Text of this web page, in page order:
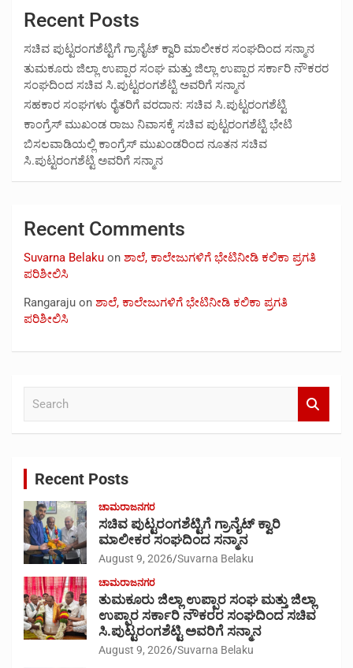
Recent Posts
ಸಚಿವ ಪುಟ್ಟರಂಗಶೆಟ್ಟಿಗೆ ಗ್ರಾನೈಟ್ ಕ್ವಾರಿ ಮಾಲೀಕರ ಸಂಘದಿಂದ ಸನ್ಮಾನ
ತುಮಕೂರು ಜಿಲ್ಲಾ ಉಪ್ಪಾರ ಸಂಘ ಮತ್ತು ಜಿಲ್ಲಾ ಉಪ್ಪಾರ ಸರ್ಕಾರಿ ನೌಕರರ
ಸಂಘದಿಂದ ಸಚಿವ ಸಿ.ಪುಟ್ಟರಂಗಶೆಟ್ಟಿ ಅವರಿಗೆ ಸನ್ಮಾನ
ಸಹಕಾರ ಸಂಘಗಳು ರೈತರಿಗೆ ವರದಾನ: ಸಚಿವ ಸಿ.ಪುಟ್ಟರಂಗಶೆಟ್ಟಿ
ಕಾಂಗ್ರೆಸ್ ಮುಖಂಡ ರಾಜು ನಿವಾಸಕ್ಕೆ ಸಚಿವ ಪುಟ್ಟರಂಗಶೆಟ್ಟಿ ಭೇಟಿ
ಬಿಸಲವಾಡಿಯಲ್ಲಿ ಕಾಂಗ್ರೆಸ್ ಮುಖಂಡರಿಂದ ನೂತನ ಸಚಿವ
ಸಿ.ಪುಟ್ಟರಂಗಶೆಟ್ಟಿ ಅವರಿಗೆ ಸನ್ಮಾನ
Recent Comments
Suvarna Belaku on ಶಾಲೆ, ಕಾಲೇಜುಗಳಿಗೆ ಭೇಟಿನೀಡಿ ಕಲಿಕಾ ಪ್ರಗತಿ
ಪರಿಶೀಲಿಸಿ
Rangaraju on ಶಾಲೆ, ಕಾಲೇಜುಗಳಿಗೆ ಭೇಟಿನೀಡಿ ಕಲಿಕಾ ಪ್ರಗತಿ
ಪರಿಶೀಲಿಸಿ
Recent Posts
ಚಾಮರಾಜನಗರ
ಸಚಿವ ಪುಟ್ಟರಂಗಶೆಟ್ಟಿಗೆ ಗ್ರಾನೈಟ್ ಕ್ವಾರಿ
ಮಾಲೀಕರ ಸಂಘದಿಂದ ಸನ್ಮಾನ
August 9, 2026 Suvarna Belaku
ಚಾಮರಾಜನಗರ
ತುಮಕೂರು ಜಿಲ್ಲಾ ಉಪ್ಪಾರ ಸಂಘ ಮತ್ತು ಜಿಲ್ಲಾ
ಉಪ್ಪಾರ ಸರ್ಕಾರಿ ನೌಕರರ ಸಂಘದಿಂದ ಸಚಿವ
ಸಿ.ಪುಟ್ಟರಂಗಶೆಟ್ಟಿ ಅವರಿಗೆ ಸನ್ಮಾನ
August 9, 2026 Suvarna Belaku